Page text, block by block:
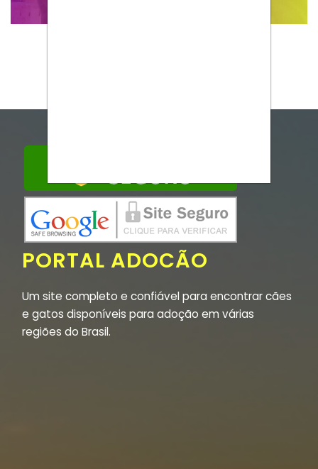
PORTAL ADOCÃO
Um site completo e confiável para encontrar cães
e gatos disponíveis para adoção em várias
regiões do Brasil.